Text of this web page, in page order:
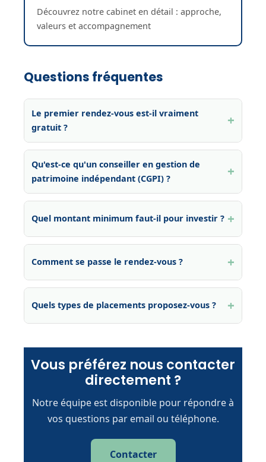
Découvrez notre cabinet en détail : approche,
valeurs et accompagnement
Questions fréquentes
Le premier rendez-vous est-il vraiment
gratuit ?
Qu'est-ce qu'un conseiller en gestion de
patrimoine indépendant (CGPI) ?
Quel montant minimum faut-il pour investir ?
Comment se passe le rendez-vous ?
Quels types de placements proposez-vous ?
Vous préférez nous contacter
directement ?
Notre équipe est disponible pour répondre à
vos questions par email ou téléphone.
Contacter